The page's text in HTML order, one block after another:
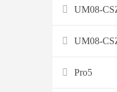
UM08-
UM08-
Pro5